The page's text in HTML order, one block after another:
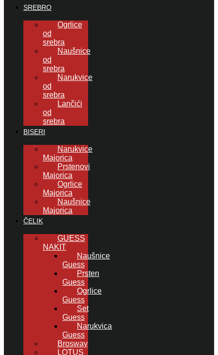
SREBRO
Ogrlice
od
srebra
Naušnice
od
srebra
Narukvice
od
srebra
Lančići
od
srebra
BISERI
Narukvice
Majorica
Prstenovi
Majorica
Ogrlice
Majorica
Naušnice
Majorica
ČELIK
GUESS
NAKIT
Naušnice
Guess
Prsten
Guess
Ogrlice
Guess
Set
Guess
Narukvica
Guess
Brosway
LOTUS